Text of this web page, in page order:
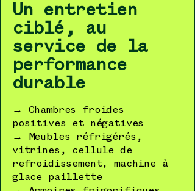
Un entretien
ciblé, au
service de la
performance
durable
→ Chambres froides
positives et négatives
→ Meubles réfrigérés,
vitrines, cellule de
refroidissement, machine à
glace paillette